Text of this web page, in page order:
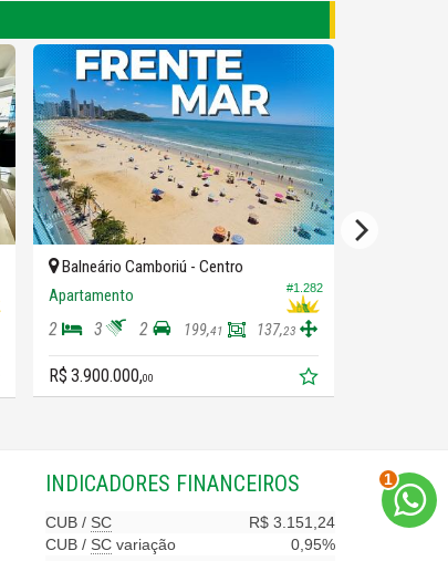
#1.282
Balneário Camboriú - Centro
Apartamento
2 3 2 199,41 137,23
R$ 3.900.000,00
INDICADORES FINANCEIROS
CUB / SC
R$ 3.151,24
CUB / SCvariação
0,95%
2